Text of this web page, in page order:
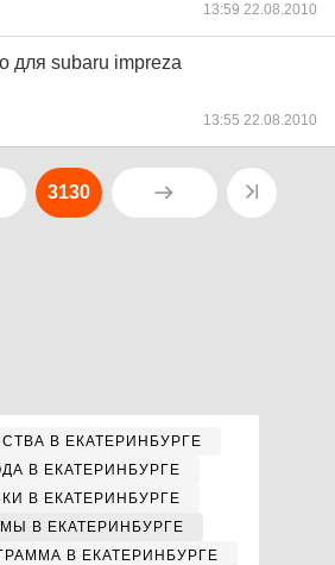
13:59 22.08.2010
для subaru impreza
13:55 22.08.2010
3130
В ЕКАТЕРИНБУРГЕ
В ЕКАТЕРИНБУРГЕ
В ЕКАТЕРИНБУРГЕ
В ЕКАТЕРИНБУРГЕ
В ЕКАТЕРИНБУРГЕ